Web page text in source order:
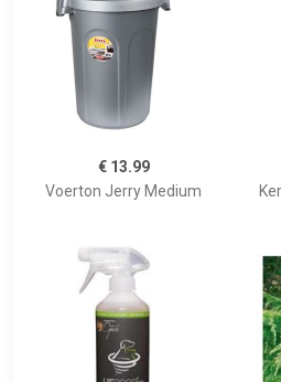
€ 13.99
Voerton Jerry Medium